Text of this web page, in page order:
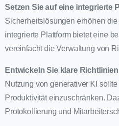
Setzen Sie auf eine integrierte
Sicherheitslösungen erhöhen
integrierte Plattform bietet eine
vereinfacht die Verwaltung von
Entwickeln Sie klare
Nutzung von generativer KI
Produktivität einzuschränken.
Protokollierung und